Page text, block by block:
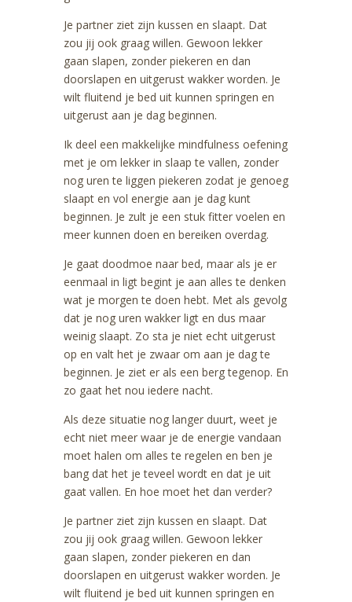
Je partner ziet zijn kussen en slaapt. Dat
zou jij ook graag willen. Gewoon lekker
gaan slapen, zonder piekeren en dan
doorslapen en uitgerust wakker worden. Je
wilt fluitend je bed uit kunnen springen en
uitgerust aan je dag beginnen.
Ik deel een makkelijke mindfulness oefening
met je om lekker in slaap te vallen, zonder
nog uren te liggen piekeren zodat je genoeg
slaapt en vol energie aan je dag kunt
beginnen. Je zult je een stuk fitter voelen en
meer kunnen doen en bereiken overdag.
Je gaat doodmoe naar bed, maar als je er
eenmaal in ligt begint je aan alles te denken
wat je morgen te doen hebt. Met als gevolg
dat je nog uren wakker ligt en dus maar
weinig slaapt. Zo sta je niet echt uitgerust
op en valt het je zwaar om aan je dag te
beginnen. Je ziet er als een berg tegenop. En
zo gaat het nou iedere nacht.
Als deze situatie nog langer duurt, weet je
echt niet meer waar je de energie vandaan
moet halen om alles te regelen en ben je
bang dat het je teveel wordt en dat je uit
gaat vallen. En hoe moet het dan verder?
Je partner ziet zijn kussen en slaapt. Dat
zou jij ook graag willen. Gewoon lekker
gaan slapen, zonder piekeren en dan
doorslapen en uitgerust wakker worden. Je
wilt fluitend je bed uit kunnen springen en